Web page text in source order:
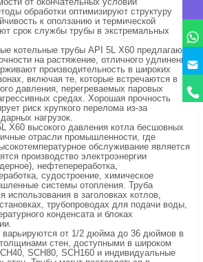
обработки оптимизируют структуру
к оползанию и термической
срок службы трубы в экстремальных
котельные трубы API 5L X60 предлагают
на растяжение, отличного удлинения
производительность в широких
включая те, которые встречаются в
давления, перегреваемых паровых
средах. Хорошая прочность
риск хрупкого перелома из-за
нагрузок.
X60 высокого давления котла бесшовных
отрасли промышленности, где
обслуживание является
производство электроэнергии
нефтепереработка,
судостроение, химическое
системы отопления. Труба
использования в заголовках котлов,
трубопроводах для подачи воды,
конденсата и блоках
варьируются от 1/2 дюйма до 36 дюймов в
стен, доступными в широком
SCH80, SCH160 и индивидуальные